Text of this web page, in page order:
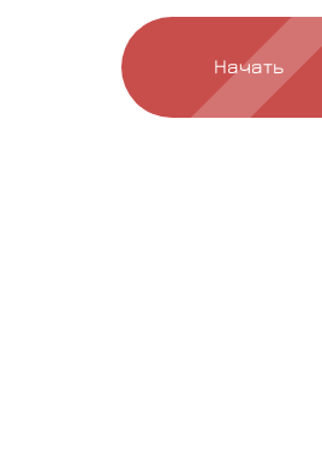
Начать